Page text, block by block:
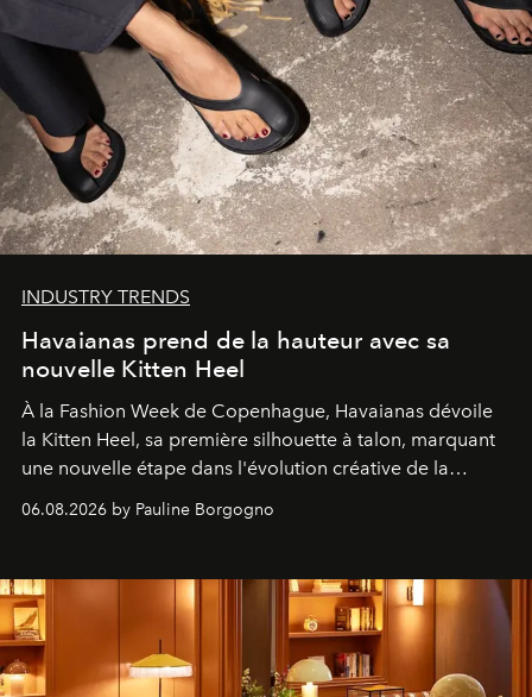
INDUSTRY TRENDS
Havaianas prend de la hauteur avec sa
nouvelle Kitten Heel
À la Fashion Week de Copenhague, Havaianas dévoile
la Kitten Heel, sa première silhouette à talon, marquant
une nouvelle étape dans l'évolution créative de la
06.08.2026 by Pauline Borgogno